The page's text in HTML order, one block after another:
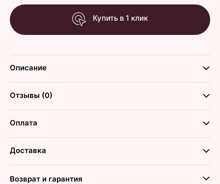
Купить в 1 клик
Описание
Отзывы (0)
Оплата
Доставка
Возврат и гарантия